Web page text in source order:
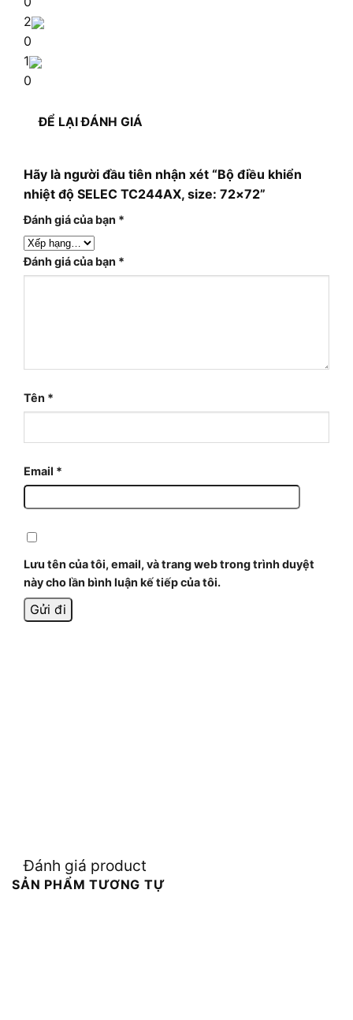
2
0
1
0
ĐỂ LẠI ĐÁNH GIÁ
Hãy là người đầu tiên nhận xét “Bộ điều khiển
nhiệt độ SELEC TC244AX, size: 72×72”
Đánh giá của bạn *
Đánh giá của bạn *
Tên *
Email *
Lưu tên của tôi, email, và trang web trong trình duyệt
này cho lần bình luận kế tiếp của tôi.
Đánh giá product
SẢN PHẨM TƯƠNG TỰ